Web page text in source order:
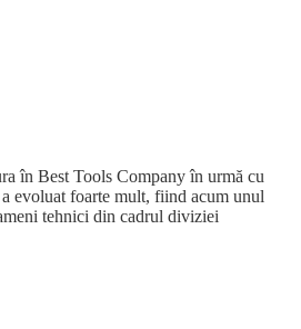
în Best Tools Company în urmă cu
evoluat foarte mult, fiind acum unul
tehnici din cadrul diviziei